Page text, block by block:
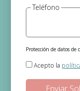
Teléfono
Protección de datos de
Finalidad:Gestión de
Legitimación:
En base
Acepto la